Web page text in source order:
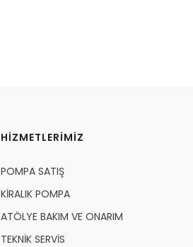
HİZMETLERİMİZ
POMPA SATIŞ
KİRALIK POMPA
ATÖLYE BAKIM VE ONARIM
TEKNİK SERVİS